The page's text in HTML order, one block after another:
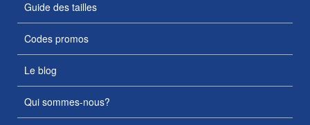
Guide des tailles
Codes promos
Le blog
Qui sommes-nous?